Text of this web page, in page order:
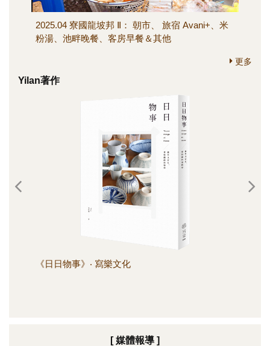
2025.04 寮國龍坡邦 Ⅱ： 朝市、 旅宿 Avani+、米
粉湯、池畔晚餐、客房早餐＆其他
更多
Yilan著作
《日日物事》‧ 寫樂文化
[ 媒體報導 ]